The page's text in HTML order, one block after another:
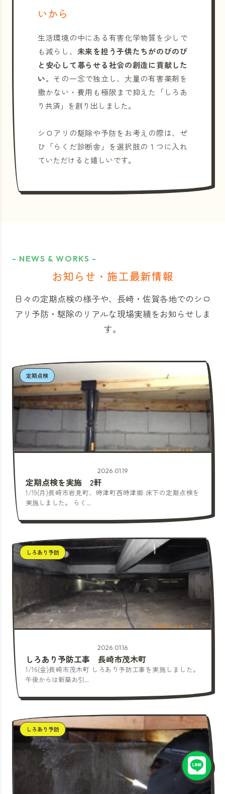
いから
生活環境の中にある有害化学物質を少しで
も減らし、 未来を担う子供たちがのびのび
と安心して暮らせる社会の創造に貢献した
い。その一念で独立し、大量の有害薬剤を
撒かない・費用も極限まで抑えた「しろあ
り共済」を創り出しました。
シロアリの駆除や予防をお考えの際は、ぜ
ひ「らくだ診断舎」を選択肢の１つに入れ
ていただけると嬉しいです。
- NEWS & WORKS -
お知らせ・施工最新情報
日々の定期点検の様子や、長崎・佐賀各地でのシロ
アリ予防・駆除のリアルな現場実績をお知らせしま
す。
定期点検
2026.01.19
定期点検を実施 2軒
1/19(月)長崎市岩見町、時津町西時津郷 床下の定期点検を
実施しました。 らく...
しろあり予防
2026.01.16
しろあり予防工事 長崎市茂木町
1/16(金)長崎市茂木町 しろあり予防工事を実施しました。
午後からは新築お引...
しろあり予防